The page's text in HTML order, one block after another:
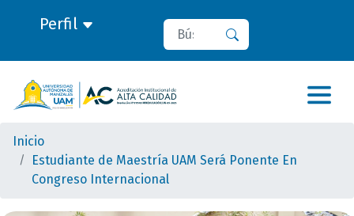
Perfil Buscar
Inicio
Estudiante de Maestría UAM Será Ponente En
Congreso Internacional